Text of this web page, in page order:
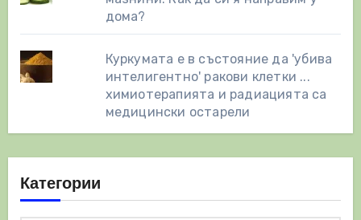
дома?
Куркумата е в състояние да 'убива
интелигентно' ракови клетки ...
химиотерапията и радиацията са
медицински остарели
Категории